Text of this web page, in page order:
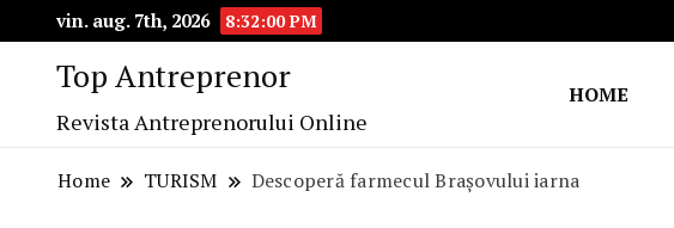
vin. aug. 7th, 2026 8:32:01 PM
Top Antreprenor
Revista Antreprenorului Online
HOME
Home TURISM Descoperă farmecul Brașovului iarna